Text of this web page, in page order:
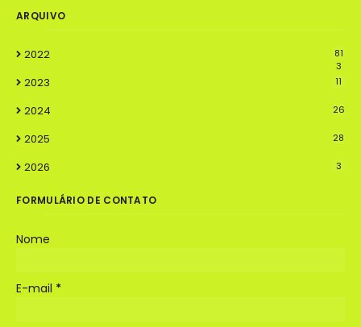
ARQUIVO
2022
81
3
2023 11
2024 26
2025 28
2026 3
FORMULÁRIO DE CONTATO
Nome
E-mail *